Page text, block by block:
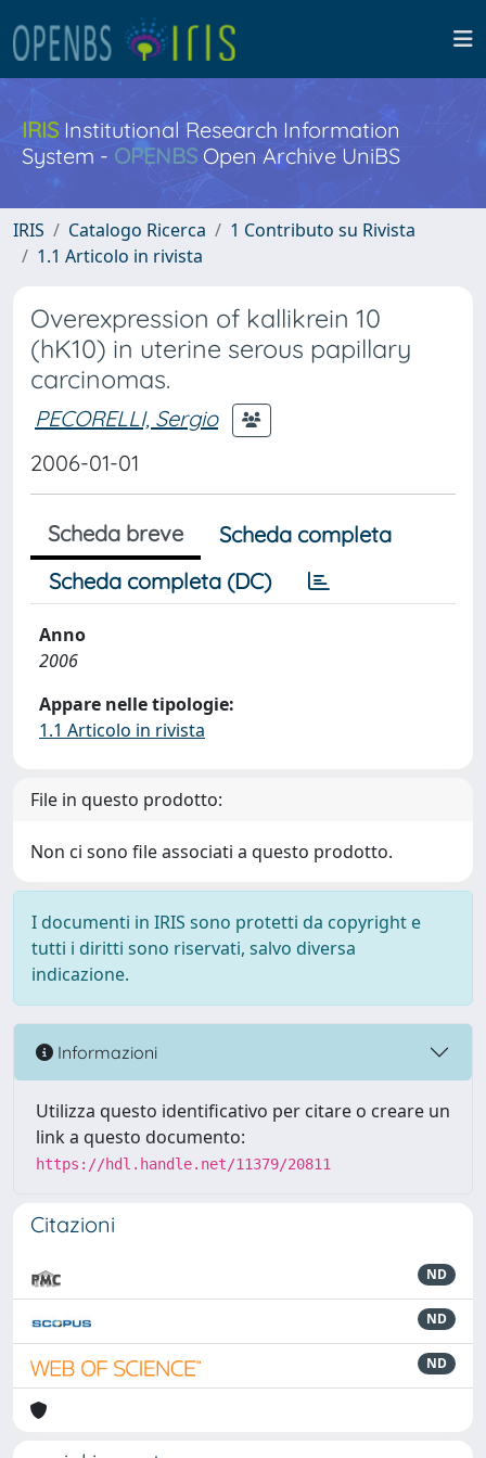
IRISInstitutional Research Information
System - OPENBS Open Archive UniBS
IRIS Catalogo Ricerca
1 Contributo su Rivista
1.1 Articolo in rivista
Overexpression of kallikrein 10
(hK10) in uterine serous papillary
carcinomas.
PECORELLI, Sergio
2006-01-01
Scheda breve
Scheda completa
Scheda completa (DC)
Anno
2006
Appare nelle tipologie:
1.1 Articolo in rivista
File in questo prodotto:
Non ci sono file associati a questo prodotto.
I documenti in IRIS sono protetti da copyright e
tutti i diritti sono riservati, salvo diversa
indicazione.
Informazioni
Utilizza questo identificativo per citare o creare un
link a questo documento:
https://hdl.handle.net/11379/20811
Citazioni
ND
ND
ND